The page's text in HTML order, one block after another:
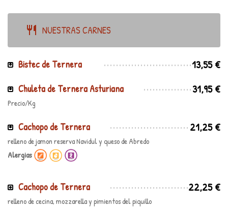
NUESTRAS CARNES
Bistec de Ternera 13,55 €
Chuleta de Ternera Asturiana 31,95 €
Precio/Kg
Cachopo de Ternera 21,25 €
relleno de jamon reserva Navidul y queso de Abredo
Alergias
Cachopo de Ternera 22,25 €
relleno de cecina, mozzarella y pimientos del piquillo